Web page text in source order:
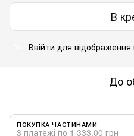
В
Ввійти для відображення
До
ПОКУПКА ЧАСТИНАМИ
3 платежі по 1 333.00 грн